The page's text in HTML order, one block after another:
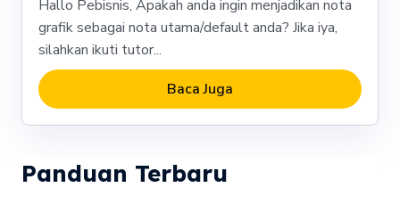
Hallo Pebisnis, Apakah anda ingin menjadikan nota
grafik sebagai nota utama/default anda? Jika iya,
silahkan ikuti tutor...
Baca Juga
Panduan Terbaru